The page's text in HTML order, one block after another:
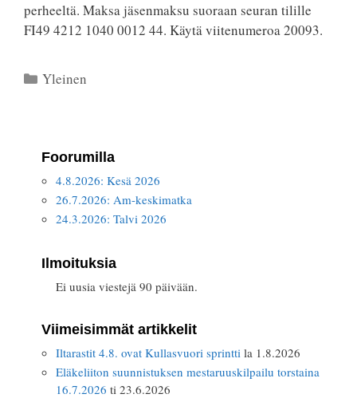
perheeltä. Maksa jäsenmaksu suoraan seuran tilille
FI49 4212 1040 0012 44. Käytä viitenumeroa 20093.
Kategoriat
Yleinen
Foorumilla
4.8.2026: Kesä 2026
26.7.2026: Am-keskimatka
24.3.2026: Talvi 2026
Ilmoituksia
Ei uusia viestejä 90 päivään.
Viimeisimmät artikkelit
Iltarastit 4.8. ovat Kullasvuori sprintti la 1.8.2026
Eläkeliiton suunnistuksen mestaruuskilpailu torstaina
16.7.2026 ti 23.6.2026